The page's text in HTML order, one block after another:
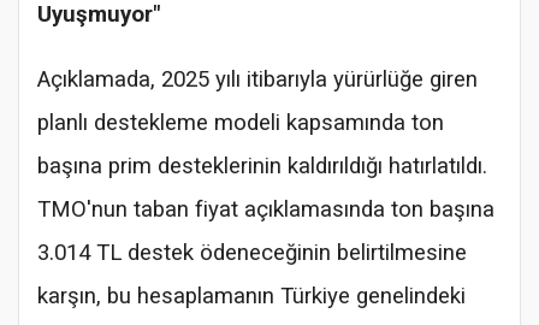
Uyuşmuyor"
Açıklamada, 2025 yılı itibarıyla yürürlüğe giren
planlı destekleme modeli kapsamında ton
başına prim desteklerinin kaldırıldığı hatırlatıldı.
TMO'nun taban fiyat açıklamasında ton başına
3.014 TL destek ödeneceğinin belirtilmesine
karşın, bu hesaplamanın Türkiye genelindeki